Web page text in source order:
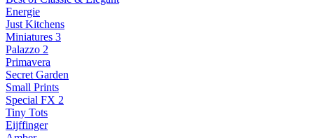
Energie
Just Kitchens
Miniatures 3
Palazzo 2
Primavera
Secret Garden
Small Prints
Special FX 2
Tiny Tots
Eijffinger